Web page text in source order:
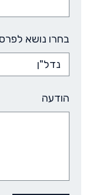
בחרו נושא
הודעה